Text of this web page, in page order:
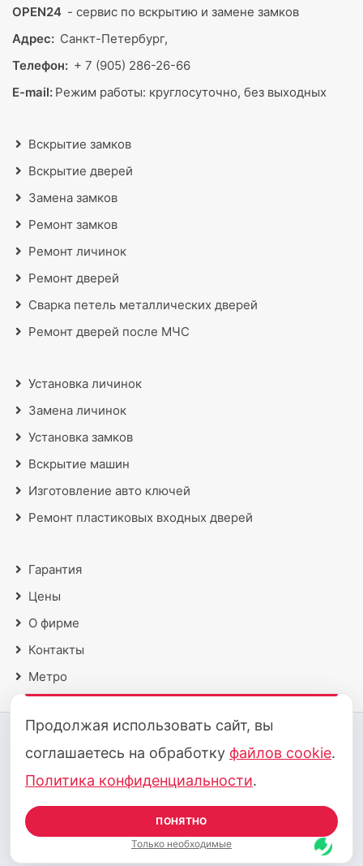
OPEN24 - сервис по вскрытию и замене замков
Адрес: Санкт-Петербург,
Телефон: + 7 (905) 286-26-66
E-mail: Режим работы: круглосуточно, без выходных
Вскрытие замков
Вскрытие дверей
Замена замков
Ремонт замков
Ремонт личинок
Ремонт дверей
Сварка петель металлических дверей
Ремонт дверей после МЧС
Установка личинок
Замена личинок
Установка замков
Вскрытие машин
Изготовление авто ключей
Ремонт пластиковых входных дверей
Гарантия
Цены
О фирме
Контакты
Метро
2018 - 2026 © Все права защищены
Политика конфиденциальности · Политика cookie
Принимаем к оплате:
Карта сайта
Продолжая использовать сайт, вы
соглашаетесь на обработку файлов cookie.
Политика конфиденциальности.
ПОНЯТНО
Только необходимые